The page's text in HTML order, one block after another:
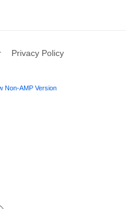
Privacy Policy
Non-AMP Version